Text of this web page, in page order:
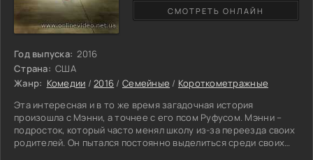
Год выпуска: 2016
Страна: США
Жанр: Комедии /2016 /Семейные / Короткометражные
Эта интересная и в то же время загадочная история
произошла с Мэнни, а точнее с его псом Руфусом. Мэнни –
подросток, который часто менял школу из-за переезда своих
родителей. Он пытался постоянно выделиться среди своих
СМОТРЕТЬ ОНЛАЙН